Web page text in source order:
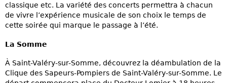
classique etc. La variété des concerts permettra à chacun
de vivre l’expérience musicale de son choix le temps de
cette soirée qui marque le passage à l’été.
La Somme
À Saint-Valéry-sur-Somme, découvrez la déambulation de la
Clique des Sapeurs-Pompiers de Saint-Valéry-sur-Somme. Le